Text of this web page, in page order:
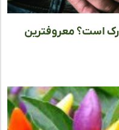
معروفترین